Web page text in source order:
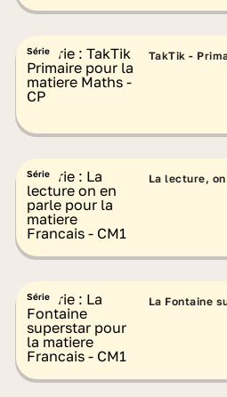
Série TakTik -
Série La lecture,
Série La Fontaine